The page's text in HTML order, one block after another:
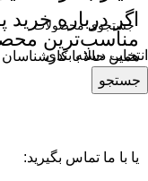
انتخاب دسته بندی
جستجو
اگر درباره خرید
مناسب‌ترین
همین حالا با
یا با ما تماس بگیرید: